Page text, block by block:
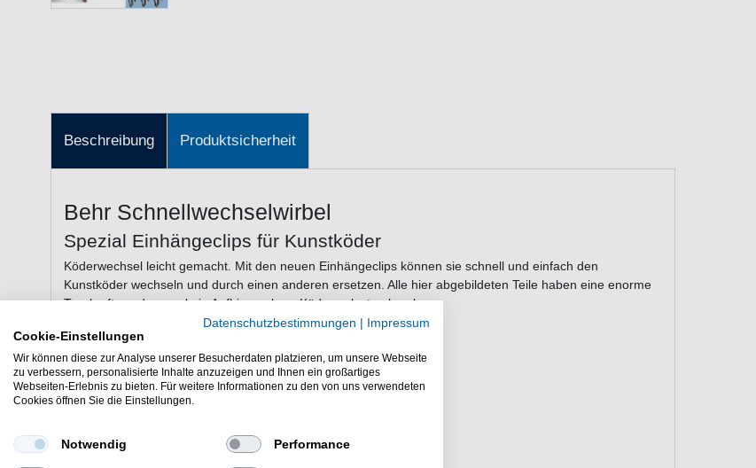
Beschreibung Produktsicherheit
Behr Schnellwechselwirbel
Spezial Einhängeclips für Kunstköder
Köderwechsel leicht gemacht. Mit den neuen Einhängeclips können sie schnell und einfach den
Kunstköder wechseln und durch einen anderen ersetzen. Alle hier abgebildeten Teile haben eine enorme
Tragkraft, so dass es kein Aufbiegen bzw. Köderverlust geben kann.
WirbelgrößeTragkraft
1
12kg
2
19kg
3
35kg
5
Datenschutzbestimmungen
Impressum
Cookie-Einstellungen
Wir können diese zur Analyse unserer Besucherdaten platzieren, um unsere Webseite
zu verbessern, personalisierte Inhalte anzuzeigen und Ihnen ein großartiges
Webseiten-Erlebnis zu bieten. Für weitere Informationen zu den von uns verwendeten
Cookies öffnen Sie die Einstellungen.
Notwendig Performance